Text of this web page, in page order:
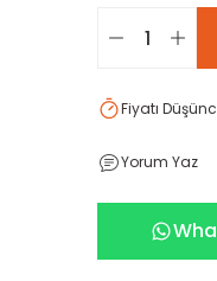
Fiyatı
Yorum Yaz